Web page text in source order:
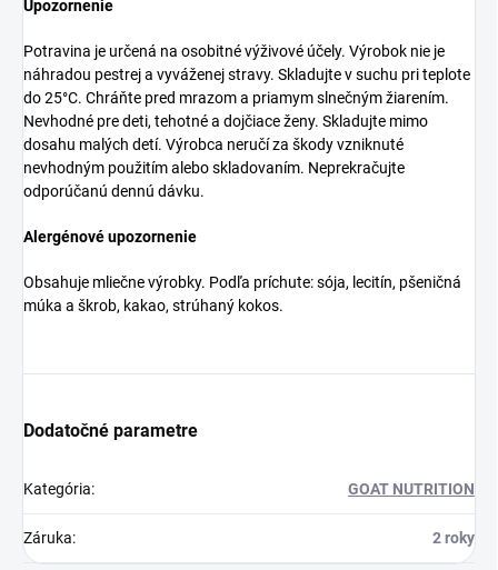
Upozornenie
Potravina je určená na osobitné výživové účely. Výrobok nie je
náhradou pestrej a vyváženej stravy. Skladujte v suchu pri teplote
do 25°C. Chráňte pred mrazom a priamym slnečným žiarením.
Nevhodné pre deti, tehotné a dojčiace ženy. Skladujte mimo
dosahu malých detí. Výrobca neručí za škody vzniknuté
nevhodným použitím alebo skladovaním. Neprekračujte
odporúčanú dennú dávku.
Alergénové upozornenie
Obsahuje mliečne výrobky. Podľa príchute: sója, lecitín, pšeničná
múka a škrob, kakao, strúhaný kokos.
Dodatočné parametre
Kategória: GOAT NUTRITION
Záruka: 2 roky